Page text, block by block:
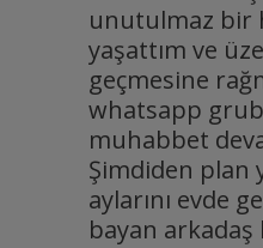
unutulmaz bir
yaşattım ve
geçmesine
whatsapp
muhabbet
Şimdiden plan
aylarını evde
bayan